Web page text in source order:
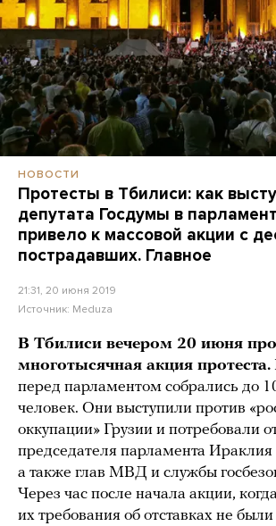
НОВОСТИ
Протесты в Тбилиси: как
депутата Госдумы в
привело к массовой акции с
пострадавших. Главное
21:31, 20 июня 2019
Источник: Meduza
В Тбилиси вечером 20 июня
многотысячная акция протеста.
перед парламентом собрались до
человек. Они выступили против
оккупации» Грузии и потребовали
председателя парламента Ираклия
а также глав МВД и службы
Через час после начала акции, когда
их требования об отставках не